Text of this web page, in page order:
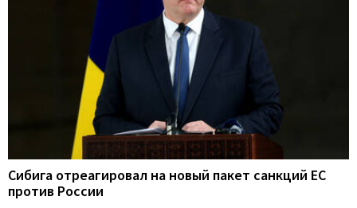
Сибига отреагировал на новый пакет санкций ЕС
против России